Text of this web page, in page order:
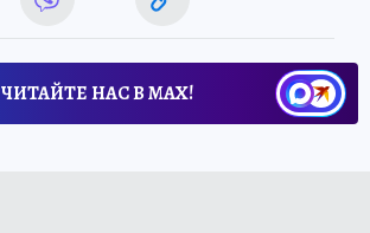
ЧИТАЙТЕ НАС В МАХ!